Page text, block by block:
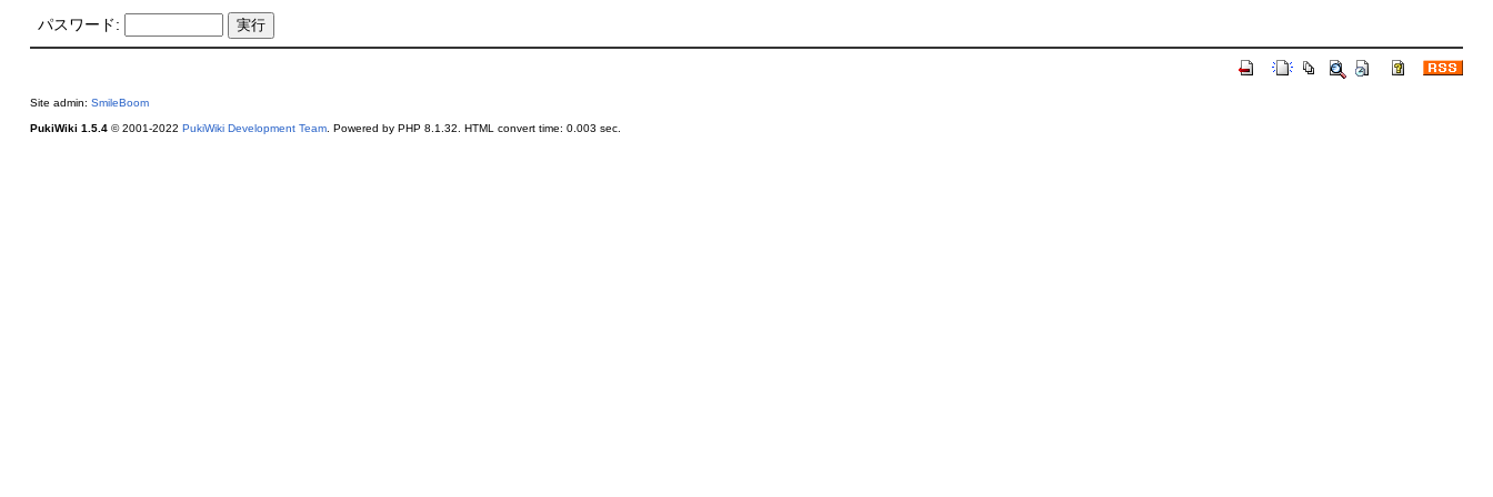
パスワード:
Site admin: SmileBoom
PukiWiki 1.5.4© 2001-2022 PukiWiki Development Team. Powered by PHP 8.1.32. HTML convert time: 0.003 sec.